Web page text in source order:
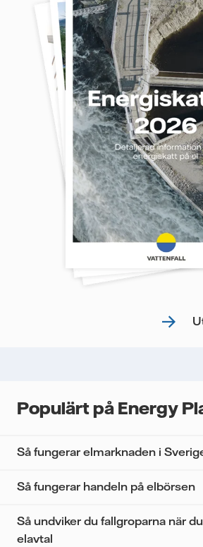
Populärt på Energy
Så fungerar elmarknaden i
Så fungerar handeln på elbörsen
Så undviker du fallgroparna när
elavtal